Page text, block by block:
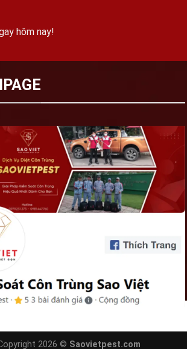
hôm nay!
2026 © Saovietpest.com